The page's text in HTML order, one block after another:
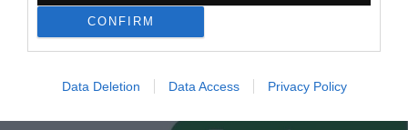
CONFIRM
Data Deletion Data Access Privacy Policy